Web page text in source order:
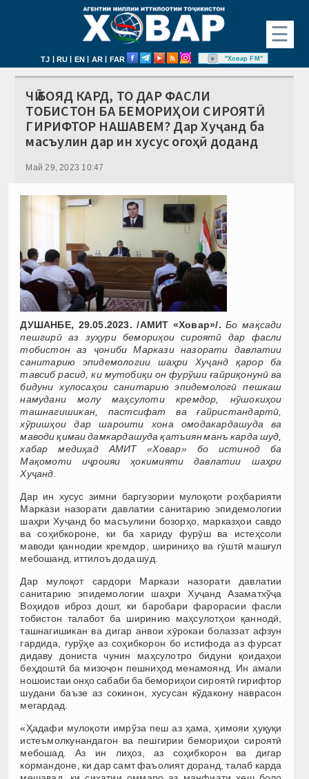
☰
TJ | RU | EN | AR | FAR "Ховар FM"
ЧӢ БОЯД КАРД, ТО ДАР ФАСЛИ
ТОБИСТОН БА БЕМОРИҲОИ СИРОЯТӢ
ГИРИФТОР НАШАВЕМ? Дар Хуҷанд ба
масъулин дар ин хусус огоҳӣ доданд
Май 29, 2023 10:47
ДУШАНБЕ, 29.05.2023. /АМИТ «Ховар»/. Бо мақсади
пешгирӣ аз зуҳури бемориҳои сироятӣ дар фасли
тобистон аз ҷониби Маркази назорати давлатии
санитарию эпидемологии шаҳри Хуҷанд қарор ба
тавсиб расид, ки мутобиқи он фурўши ғайриқонунӣ ва
бидуни хулосаҳои санитарию эпидемологӣ пешкаш
намудани молу маҳсулоти кремдор, нўшокиҳои
ташнагишикан, пастсифат ва ғайристандартӣ,
хўришҳои дар шароити хона омодакардашуда ва
маводи қимаи дамкардашуда қатъиян манъ карда шуд,
хабар медиҳад АМИТ «Ховар» бо истинод ба
Мақомоти иҷроияи ҳокимияти давлатии шаҳри
Хуҷанд.
Дар ин хусус зимни баргузории мулоқоти роҳбарияти
Маркази назорати давлатии санитарию эпидемологии
шаҳри Хуҷанд бо масъулини бозорҳо, марказҳои савдо
ва соҳибкороне, ки ба хариду фурӯш ва истеҳсоли
маводи қаннодии кремдор, шириниҳо ва гӯштӣ машғул
мебошанд, иттилоъ дода шуд.
Дар мулоқот сардори Маркази назорати давлатии
санитарию эпидемологии шаҳри Хуҷанд Азаматхўҷа
Воҳидов иброз дошт, ки баробари фарорасии фасли
тобистон талабот ба ширинию маҳсулотҳои қаннодӣ,
ташнагишикан ва дигар анвои хӯрокаи болаззат афзун
гардида, гурўҳе аз соҳибкорон бо истифода аз фурсат
дидаву дониста чунин маҳсулотро бидуни қоидаҳои
беҳдоштӣ ба мизоҷон пешниҳод менамоянд. Ин амали
ношоистаи онҳо сабаби ба бемориҳои сироятӣ гирифтор
шудани баъзе аз сокинон, хусусан кўдакону наврасон
мегардад.
«Ҳадафи мулоқоти имрўза пеш аз ҳама, ҳимояи ҳуқуқи
истеъмолкунандагон ва пешгирии бемориҳои сироятӣ
мебошад. Аз ин лиҳоз, аз соҳибкорон ва дигар
кормандоне, ки дар самт фаъолият доранд, талаб карда